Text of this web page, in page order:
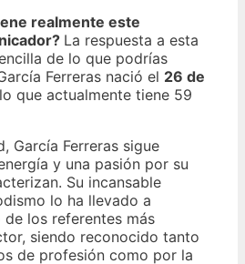
realmente este
La respuesta a esta
de lo que podrías
Ferreras nació el 26 de
que actualmente tiene 59
García Ferreras sigue
y una pasión por su
Su incansable
lo ha llevado a
los referentes más
siendo reconocido tanto
de profesión como por la